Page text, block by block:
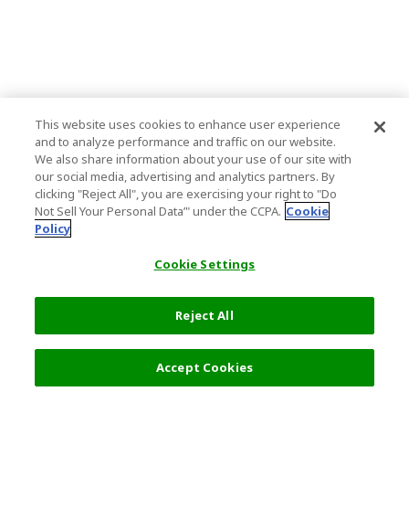
This website uses cookies to enhance user experience
and to analyze performance and traffic on our website.
We also share information about your use of our site with
our social media, advertising and analytics partners. By
clicking "Reject All", you are exercising your right to "Do
Not Sell Your Personal Data’" under the CCPA. Cookie
Policy
Cookie Settings
Reject All
Accept Cookies